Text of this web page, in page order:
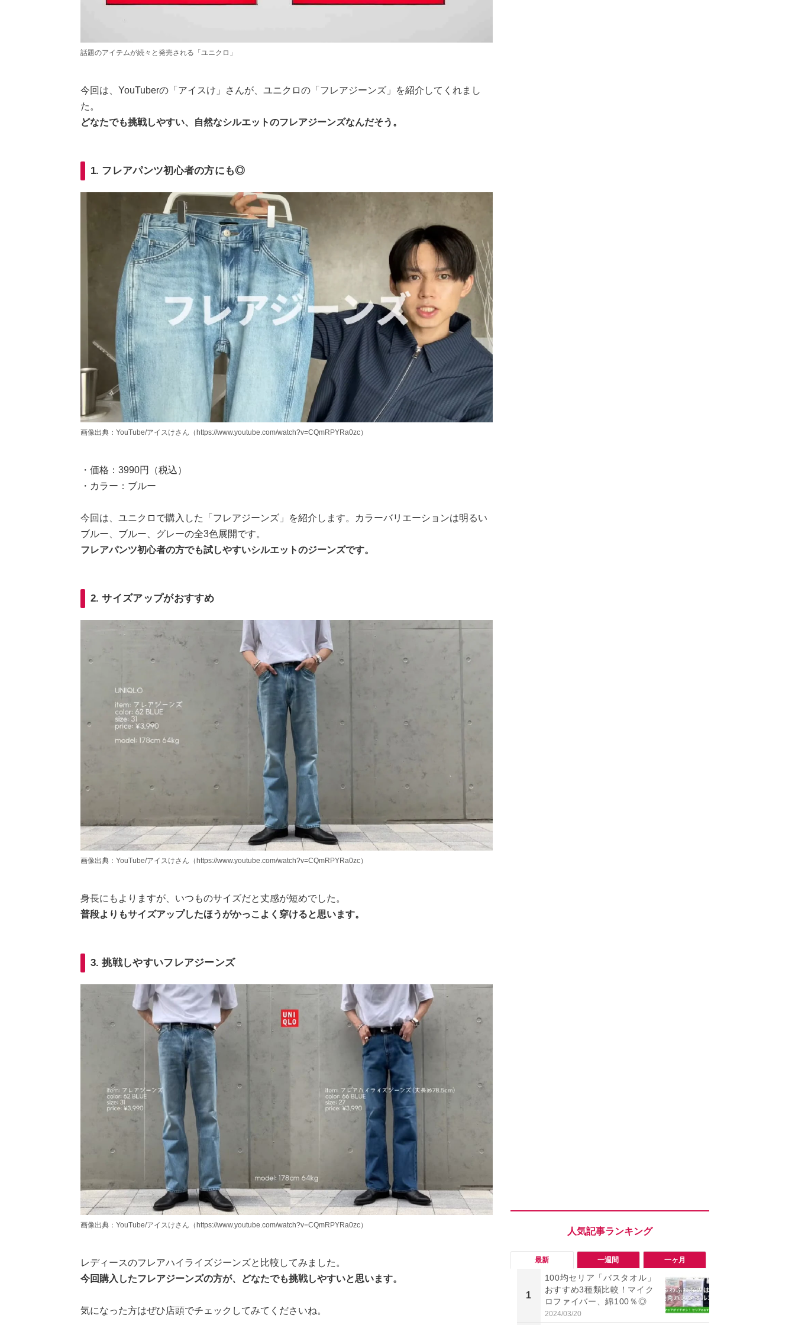
話題のアイテムが続々と発売される「ユニクロ」
今回は、YouTuberの「アイスけ」さんが、ユニクロの「フレアジーンズ」を紹介してくれまし
た。
どなたでも挑戦しやすい、自然なシルエットのフレアジーンズなんだそう。
1. フレアパンツ初心者の方にも◎
画像出典：YouTube/アイスけさん（https://www.youtube.com/watch?v=CQmRPYRa0zc）
・価格：3990円（税込）
・カラー：ブルー
今回は、ユニクロで購入した「フレアジーンズ」を紹介します。カラーバリエーションは明るい
ブルー、ブルー、グレーの全3色展開です。
フレアパンツ初心者の方でも試しやすいシルエットのジーンズです。
2. サイズアップがおすすめ
画像出典：YouTube/アイスけさん（https://www.youtube.com/watch?v=CQmRPYRa0zc）
身長にもよりますが、いつものサイズだと丈感が短めでした。
普段よりもサイズアップしたほうがかっこよく穿けると思います。
3. 挑戦しやすいフレアジーンズ
画像出典：YouTube/アイスけさん（https://www.youtube.com/watch?v=CQmRPYRa0zc）
レディースのフレアハイライズジーンズと比較してみました。
今回購入したフレアジーンズの方が、どなたでも挑戦しやすいと思います。
気になった方はぜひ店頭でチェックしてみてくださいね。
最新 一週間 一ヶ月
1
100均セリア「バスタオル」
おすすめ3種類比較！マイク
ロファイバー、綿100％◎
2024/03/20